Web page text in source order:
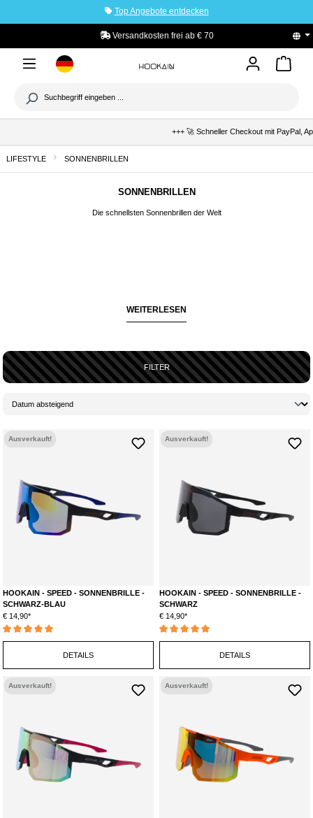
Top Angebote entdecken
Versandkosten frei ab € 70
+++ 🚀 Schneller Checkout mit PayPal,
LIFESTYLE SONNENBRILLEN
SONNENBRILLEN
Die schnellsten Sonnenbrillen der Welt
WEITERLESEN
FILTER
Ausverkauft!
HOOKAIN - SPEED - SONNENBRILLE -
SCHWARZ-BLAU
€ 14,90*
Durchschnittliche Bewertung von 5 von 5 Sternen
DETAILS
Ausverkauft!
HOOKAIN - SPEED - SONNENBRILLE -
SCHWARZ
€ 14,90*
Durchschnittliche Bewertung von 5 von 5
DETAILS
Ausverkauft! Ausverkauft!